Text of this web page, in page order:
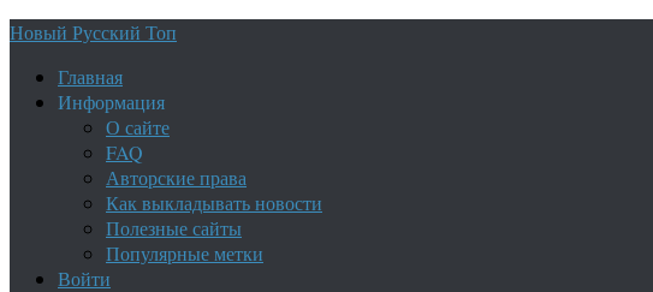
Новый Русский Топ
Главная
Информация
О сайте
FAQ
Авторские права
Как выкладывать новости
Полезные сайты
Популярные метки
Войти